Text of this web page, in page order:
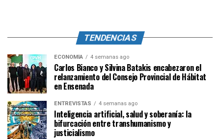
TENDENCIAS
ECONOMÍA 4 semanas ago
Carlos Bianco y Silvina Batakis encabezaron el
relanzamiento del Consejo Provincial de Hábitat
en Ensenada
ENTREVISTAS 4 semanas ago
Inteligencia artificial, salud y soberanía: la
bifurcación entre transhumanismo y
justicialismo